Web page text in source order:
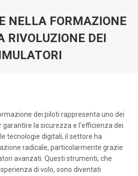
NELLA FORMAZIONE
RIVOLUZIONE DEI
dei piloti rappresenta uno dei
la sicurezza e l’efficienza dei
tecnologie digitali, il settore ha
radicale, particolarmente grazie
avanzati. Questi strumenti, che
di volo, sono diventati